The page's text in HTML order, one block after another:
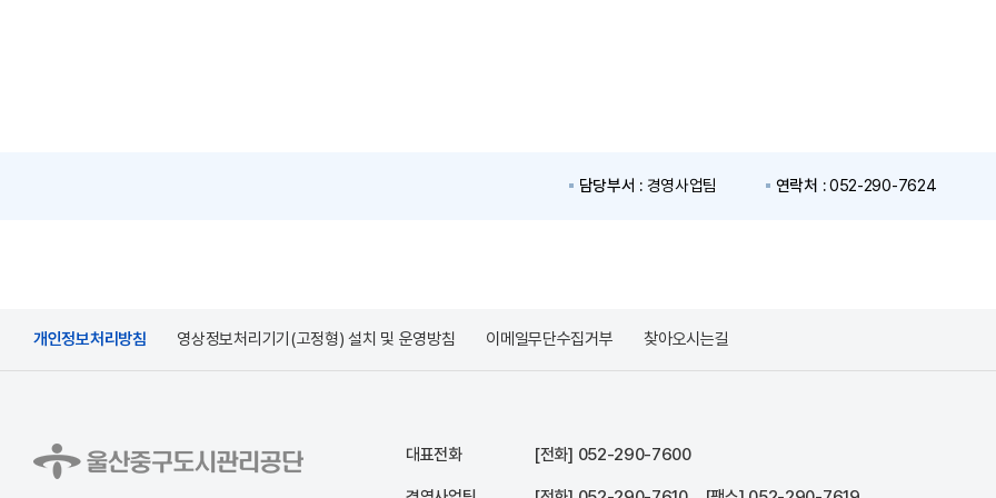
담당부서 : 경영사업팀 연락처 :052-290-7624
개인정보처리방침 영상정보처리기기(고정형) 설치 및 운영방침 이메일무단수집거부 찾아오시는길
대표전화 [전화] 052-290-7600